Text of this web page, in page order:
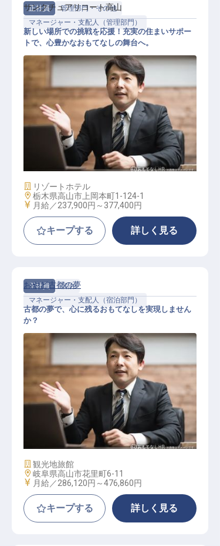
正社員
管理部門・その他
マネージャー・支配人（管理部門）
美術館事務局長
サンクチュアリコート高山
新しい場所での挑戦を応援！充実の住まいサポー
トで、心豊かなおもてなしの舞台へ。
施設業態
リゾートホテル
勤務地
栃木県高山市上岡本町1-124-1
給与
月給／237,900円～ 377,400円
キープする 詳しく見る
正社員
宿泊
マネージャー・支配人（宿泊部門）
フロアマネージャー
おやど古都の夢
古都の夢で、心に残るおもてなしを実現しません
か？
施設業態
観光地旅館
勤務地
岐阜県高山市花里町6-11
給与
月給／286,120円～476,860円
キープする 詳しく見る